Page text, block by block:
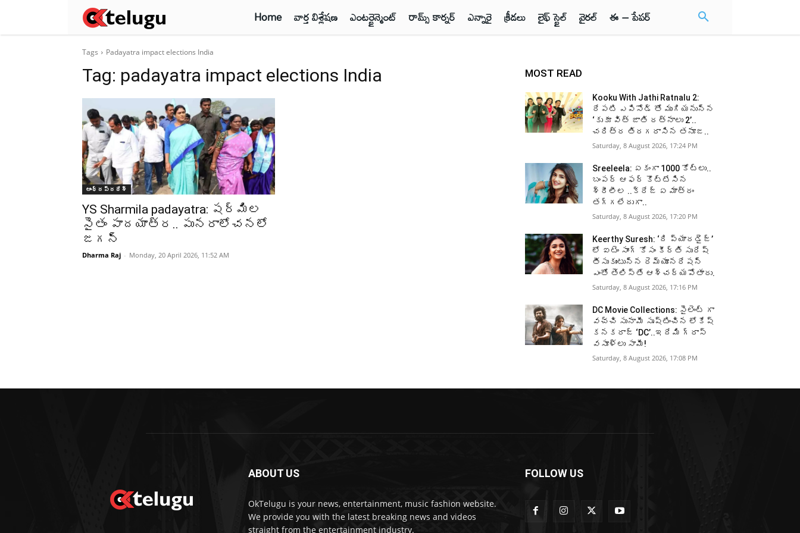
Home వార్త విశ్లేషణ ఎంటర్టైన్మెంట్ రామ్స్ కార్నర్ ఎన్నారై క్రీడలు లైఫ్ స్టైల్ వైరల్ ఈ – పేపర్
Tags Padayatra impact elections India
Tag: padayatra impact elections India
ఆంధ్రప్రదేశ్‌
YS Sharmila padayatra: షర్మిల
సైతం పాదయాత్ర.. పునరాలోచనలో
జగన్
Dharma Raj - Monday, 20 April 2026, 11:52 AM
MOST READ
Kooku With Jathi Ratnalu 2:
రేపటి ఎపిసోడ్ తో ముగియనున్న
‘కుకూ విత్ జాతి రత్నాలు 2’..
చరిత్ర తిరగరాసిన తనూజ..
Saturday, 8 August 2026, 17:24 PM
Sreeleela: ఏకంగా 1000 కోట్లు..
బంపర్ ఆఫర్ కొట్టేసిన
శ్రీలీల ..క్రేజ్ ఏ మాత్రం
తగ్గలేదుగా..
Saturday, 8 August 2026, 17:20 PM
Keerthy Suresh: ‘ది ప్యారడైజ్’
లో ఐటెం సాంగ్ కోసం కీర్తి సురేష్
తీసుకుంటున్న రెమ్యూనరేషన్
ఎంతో తెలిస్తే ఆశ్చర్యపోతారు.
Saturday, 8 August 2026, 17:16 PM
DC Movie Collections: సైలెంట్ గా
వచ్చి సునామీ సృష్టించిన లోకేష్
కనకరాజ్ ‘DC’..ఇదేమి గ్రాస్
వసూళ్లు సామీ!
Saturday, 8 August 2026, 17:08 PM
ABOUT US
OkTelugu is your news, entertainment, music fashion website.
We provide you with the latest breaking news and videos
straight from the entertainment industry.
FOLLOW US